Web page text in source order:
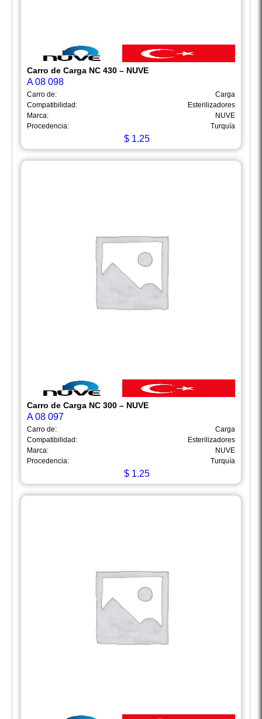
Carro de Carga NC 430 – NUVE
A 08 098
Carro de:
Carga
Compatibilidad:
Esterilizadores
Marca:
NUVE
Procedencia:
Turquía
$ 1.25
Carro de Carga NC 300 – NUVE
A 08 097
Carro de:
Carga
Compatibilidad:
Esterilizadores
Marca:
NUVE
Procedencia:
Turquía
$ 1.25